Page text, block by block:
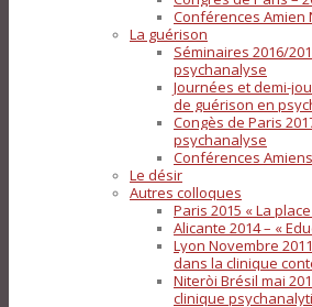
Conférences Amien
La guérison
Séminaires 2016/
psychanalyse
Journées et demi-
de guérison en
Congès de Paris
psychanalyse
Conférences
Le désir
Autres colloques
Paris 2015 « La
Alicante 2014 – «
Lyon Novembre
dans la clinique
Niteròi Brésil mai
clinique